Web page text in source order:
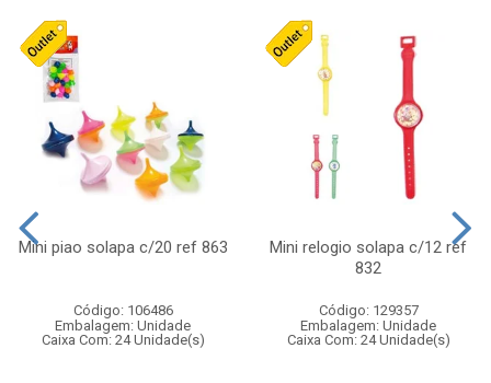
Mini piao solapa c/20 ref 863
Código: 106486
Embalagem: Unidade
Caixa Com: 24 Unidade(s)
Mini relogio solapa c/12 ref
832
Código: 129357
Embalagem: Unidade
Caixa Com: 24 Unidade(s)